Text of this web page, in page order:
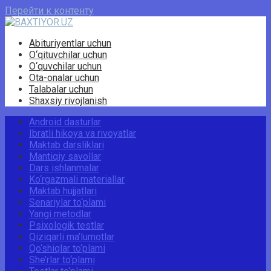
Перейти к контенту
Abituriyentlar uchun
O‘qituvchilar uchun
O‘quvchilar uchun
Ota-onalar uchun
Talabalar uchun
Shaxsiy rivojlanish
Android dasturlar
Ibratli hikoya va rivoyatlar
Maktab darsliklari
Mantiqiy savollar
Dars ishlanmalar
Ko‘rgazmali materiallar
Maktab hujjatlari
Senariylar to‘plami
Yangi metodlar
Psixologik testlar
Qiziqarli ma’lumotlar
Qo‘shiqlar to‘plami
She’rlar to‘plami